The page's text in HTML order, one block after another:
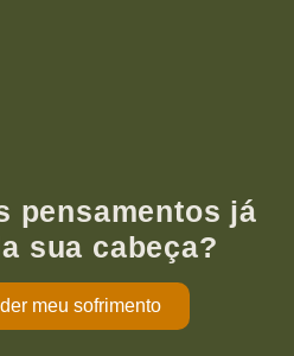
pensamentos já
sua cabeça?
meu sofrimento